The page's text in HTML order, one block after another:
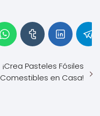
¡Crea Pasteles Fósiles
Comestibles en Casa!